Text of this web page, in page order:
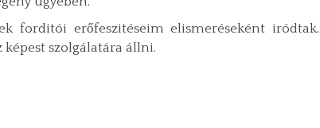
forditói erőfeszitéseim elismeréseként iródtak.
szolgálatára állni.